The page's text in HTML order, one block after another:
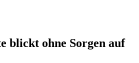
blickt ohne Sorgen auf